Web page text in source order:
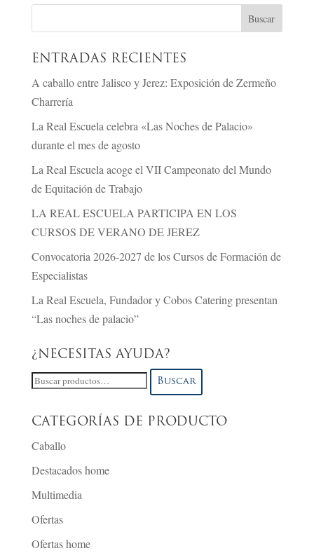
ENTRADAS RECIENTES
A caballo entre Jalisco y Jerez: Exposición de Zermeño
Charrería
La Real Escuela celebra «Las Noches de Palacio»
durante el mes de agosto
La Real Escuela acoge el VII Campeonato del Mundo
de Equitación de Trabajo
LA REAL ESCUELA PARTICIPA EN LOS
CURSOS DE VERANO DE JEREZ
Convocatoria 2026-2027 de los Cursos de Formación de
Especialistas
La Real Escuela, Fundador y Cobos Catering presentan
“Las noches de palacio”
¿NECESITAS AYUDA?
Buscar
Buscar
CATEGORÍAS DE PRODUCTO
Caballo
Destacados home
Multimedia
Ofertas
Ofertas home